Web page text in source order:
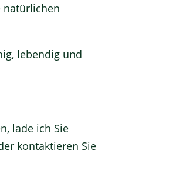
natürlichen
lebendig und
lade ich Sie
kontaktieren Sie